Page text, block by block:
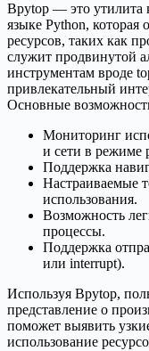
Bpytop — это утилита
языке Python, которая
ресурсов, таких как
служит продвинутой
инструментам вроде
привлекательный
Основные
Мониторинг
и сети в режиме
Поддержка
Настраиваемые
использования.
Возможность
процессы.
Поддержка
или interrupt).
Используя Bpytop,
представление о
поможет выявить
использование